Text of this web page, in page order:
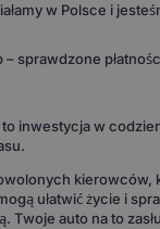
w Polsce i
sprawdzone
to inwestycja w
kierowców,
ułatwić życie i
Twoje auto na to